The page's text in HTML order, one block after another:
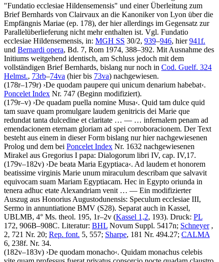
"Fundatio ecclesiae Hildensemensis" und einer Überleitung zum
Brief Bernhards von Clairvaux an die Kanoniker von Lyon über die
Empfängnis Mariae (ep. 178), der hier allerdings im Gegensatz zur
Parallelüberlieferung nicht mehr enthalten ist. Vgl. Fundatio
ecclesiae Hildensemensis, in: MGH SS 30/2, 939–946, hier941f.
und Bernardi opera, Bd. 7, Rom 1974, 388–392. Mit Ausnahme des
Initiums weitgehend identisch, am Schluss jedoch mit dem
vollständigen Brief Bernhards, bislang nur noch in Cod. Guelf. 324
Helmst., 73rb–74va (hier bis 73va) nachgewiesen.
(178r–179r) ›De quodam paupere qui unicum denarium habebat‹.
Poncelet Index Nr. 747 (Beginn modifiziert).
(179r–v) ›De quadam puella nomine Musa‹. Quid tam dulce quid
tam suave quam promulgare laudem genitricis dei Marie que
redundat tanta dulcedine et claritate … — … infernalem penam ad
emendacionem eternam gloriam ad spei corroboracionem. Der Text
besteht aus einem in dieser Form bislang nur hier nachgewiesenen
Prolog und dem bei Poncelet Index Nr. 1632 nachgewiesenen
Mirakel aus Gregorius I papa: Dialogorum libri IV, cap. IV,17.
(179v–182v) ›De beata Maria Egyptiaca‹. Ad laudem et honorem
beatissime virginis Marie unum miraculum describam que salvavit
equivocam suam Mariam Egyptiacam. Hec in Egypto oriunda in
tenera adhuc etate Alexandriam venit … — Ein modifizierter
Auszug aus Honorius Augustodunensis: Speculum ecclesiae III,
Sermo in annuntiatione BMV (S28). Separat auch in Kassel,
UBLMB, 4° Ms. theol. 195, 1r–2v (Kassel 1,2, 193). Druck: PL
172, 906B–908C. Literatur: BHL Novum Suppl. 5417n; Schneyer,
2, 721 Nr. 20; Rep. font. 5, 557; Sharpe, 181 Nr. 494.27; CALMA
6, 238f. Nr. 34.
(182v–183v) ›De quodam monacho‹. Quidam monachus celebis